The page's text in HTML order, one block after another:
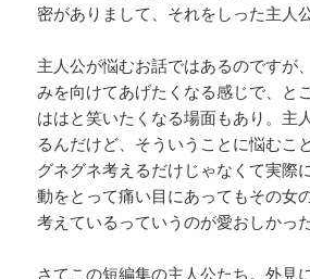
密がありまして、それをしった主人
主人公が悩むお話ではあるのですが
みを向けてあげたくなる感じで、と
ははと笑いたくなる場面もあり。主
るんだけど、そういうことに悩むこ
グネグネ考えるだけじゃなくて実際
動をとって痛い目にあってもその女
考えているっていうのが愛おしかっ
さてこの短編集の主人公たち。外見